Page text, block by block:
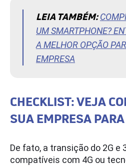
LEIA TAMBÉM:
UM SMARTPHONE?
A MELHOR OPÇÃO
EMPRESA
CHECKLIST: VEJA
SUA EMPRESA
De fato, a transição do 2G e
compatíveis com 4G ou